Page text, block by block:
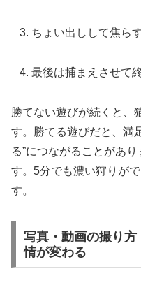
ちょい出しして焦ら
最後は捕まえさせて
勝てない遊びが続くと、
す。勝てる遊びだと、満
る”につながることがあ
す。5分でも濃い狩りが
す。
写真・動画の撮り
情が変わる